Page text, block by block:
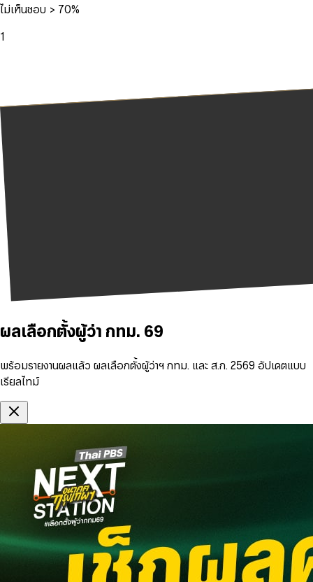
ไม่เห็นชอบ > 70%
1
ผลเลือกตั้งผู้ว่า กทม. 69
พร้อมรายงานผลแล้ว ผลเลือกตั้งผู้ว่าฯ กทม. และ ส.ก. 2569 อัปเดตแบบ
เรียลไทม์